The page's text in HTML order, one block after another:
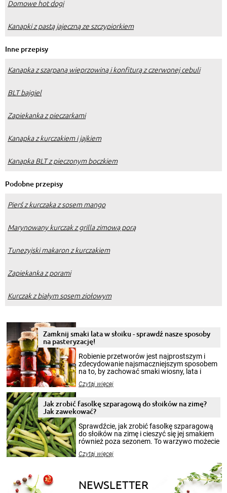
Domowe hot dogi
Kanapki z pastą jajeczną ze szczypiorkiem
Inne przepisy
Kanapka z szarpaną wieprzowiną i konfiturą z czerwonej cebuli
BLT bajgiel
Zapiekanka z pieczarkami
Kanapka z kurczakiem i jajkiem
Kanapka BLT z pieczonym boczkiem
Podobne przepisy
Pierś z kurczaka z sosem mango
Marynowany kurczak z grilla zimową porą
Tunezyjski makaron z kurczakiem
Zapiekanka z porami
Kurczak z białym sosem ziołowym
Zamknij smaki lata w słoiku - sprawdź nasze sposoby
na pasteryzację!
Robienie przetworów jest najprostszym i
zdecydowanie najsmaczniejszym sposobem
na to, by zachować smaki wiosny, lata i
krajobrazów, by cieszyć nimi oko w sezonie
pełni poczuć atmosferę cieplejszych
miesięcy. Przygotowanie słoików ze
patenty, które pozwolą zachować świeżość
przetworów.
Czytaj więcej
Jak zrobić fasolkę szparagową do słoików na zimę?
Jak zawekować?
Sprawdźcie, jak zrobić fasolkę szparagową
do słoików na zimę i cieszyć się jej smakiem
również poza sezonem. To warzywo możecie
nasze propozycje!
Czytaj więcej
NEWSLETTER